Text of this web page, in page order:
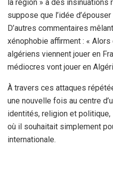
la région » à des insinuations
suppose que l’idée
D’autres commentaires
xénophobie affirment : «
algériens viennent jouer en
médiocres vont jouer en
À travers ces attaques
une nouvelle fois au centre
identités, religion et
où il souhaitait simplement
internationale.